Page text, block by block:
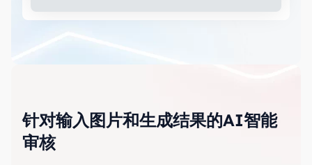
针对输入图片和生成结果的AI智能
审核